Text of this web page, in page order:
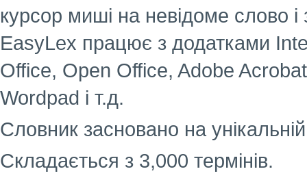
курсор миші на невідоме слово
EasyLex працює з додатками
Office, Open Office, Adobe
Wordpad і т.д.
Словник засновано на
Складається з 3,000 термінів.